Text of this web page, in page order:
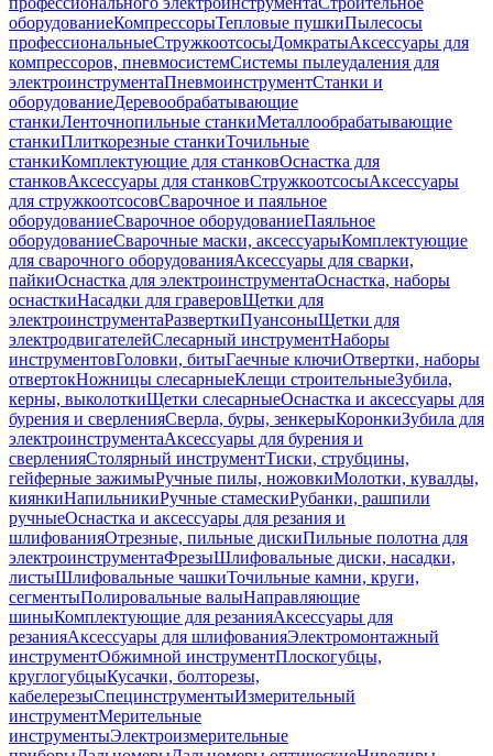
оборудованиеКомпрессорыТепловые пушкиПылесосы
профессиональныеСтружкоотсосыДомкратыАксессуары для
компрессоров, пневмосистемСистемы пылеудаления для
электроинструментаПневмоинструментСтанки и
оборудованиеДеревообрабатывающие
станкиЛенточнопильные станкиМеталлообрабатывающие
станкиПлиткорезные станкиТочильные
станкиКомплектующие для станковОснастка для
станковАксессуары для станковСтружкоотсосыАксессуары
для стружкоотсосовСварочное и паяльное
оборудованиеСварочное оборудованиеПаяльное
оборудованиеСварочные маски, аксессуарыКомплектующие
для сварочного оборудованияАксессуары для сварки,
пайкиОснастка для электроинструментаОснастка, наборы
оснасткиНасадки для граверовЩетки для
электроинструментаРазверткиПуансоныЩетки для
электродвигателейСлесарный инструментНаборы
инструментовГоловки, битыГаечные ключиОтвертки, наборы
отвертокНожницы слесарныеКлещи строительныеЗубила,
керны, выколоткиЩетки слесарныеОснастка и аксессуары для
бурения и сверленияСверла, буры, зенкерыКоронкиЗубила для
электроинструментаАксессуары для бурения и
сверленияСтолярный инструментТиски, струбцины,
гейферные зажимыРучные пилы, ножовкиМолотки, кувалды,
киянкиНапильникиРучные стамескиРубанки, рашпили
ручныеОснастка и аксессуары для резания и
шлифованияОтрезные, пильные дискиПильные полотна для
электроинструментаФрезыШлифовальные диски, насадки,
листыШлифовальные чашкиТочильные камни, круги,
сегментыПолировальные валыНаправляющие
шиныКомплектующие для резанияАксессуары для
резанияАксессуары для шлифованияЭлектромонтажный
инструментОбжимной инструментПлоскогубцы,
круглогубцыКусачки, болторезы,
кабелерезыСпецинструментыИзмерительный
инструментМерительные
инструментыЭлектроизмерительные